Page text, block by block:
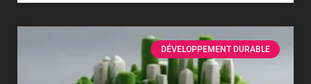
DÉVELOPPEMENT DURABLE